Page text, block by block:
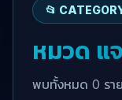
📂
หมวด แ
พบทั้งหมด 0 รา